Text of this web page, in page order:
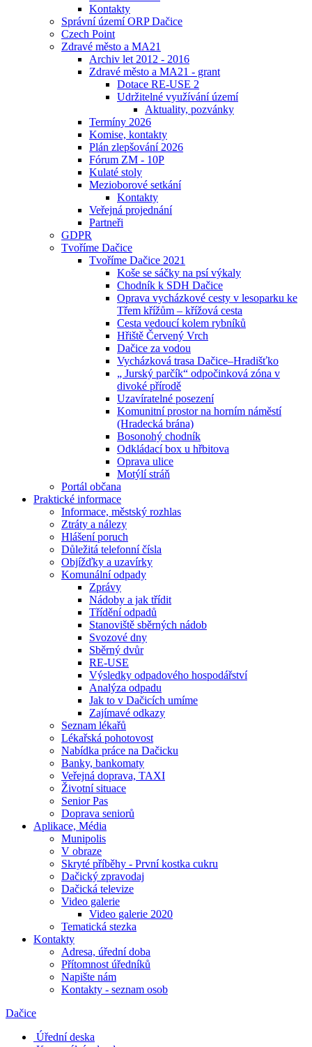
Kontakty
Správní území ORP Dačice
Czech Point
Zdravé město a MA21
Archiv let 2012 - 2016
Zdravé město a MA21 - grant
Dotace RE-USE 2
Udržitelné využívání území
Aktuality, pozvánky
Termíny 2026
Komise, kontakty
Plán zlepšování 2026
Fórum ZM - 10P
Kulaté stoly
Mezioborové setkání
Kontakty
Veřejná projednání
Partneři
GDPR
Tvoříme Dačice
Tvoříme Dačice 2021
Koše se sáčky na psí výkaly
Chodník k SDH Dačice
Oprava vycházkové cesty v lesoparku ke
Třem křížům – křížová cesta
Cesta vedoucí kolem rybníků
Hřiště Červený Vrch
Dačice za vodou
Vycházková trasa Dačice–Hradišťko
„ Jurský parčík“ odpočinková zóna v
divoké přírodě
Uzavíratelné posezení
Komunitní prostor na horním náměstí
(Hradecká brána)
Bosonohý chodník
Odkládací box u hřbitova
Oprava ulice
Motýlí stráň
Portál občana
Praktické informace
Informace, městský rozhlas
Ztráty a nálezy
Hlášení poruch
Důležitá telefonní čísla
Objížďky a uzavírky
Komunální odpady
Zprávy
Nádoby a jak třídit
Třídění odpadů
Stanoviště sběrných nádob
Svozové dny
Sběrný dvůr
RE-USE
Výsledky odpadového hospodářství
Analýza odpadu
Jak to v Dačicích umíme
Zajímavé odkazy
Seznam lékařů
Lékařská pohotovost
Nabídka práce na Dačicku
Banky, bankomaty
Veřejná doprava, TAXI
Životní situace
Senior Pas
Doprava seniorů
Aplikace, Média
Munipolis
V obraze
Skryté příběhy - První kostka cukru
Dačický zpravodaj
Dačická televize
Video galerie
Video galerie 2020
Tematická stezka
Kontakty
Adresa, úřední doba
Přítomnost úředníků
Napište nám
Kontakty - seznam osob
Dačice
Úřední deska